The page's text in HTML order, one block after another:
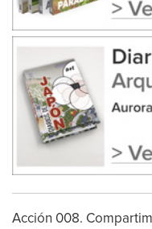
Acción 008.